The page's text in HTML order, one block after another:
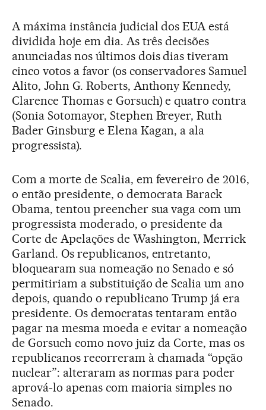
A máxima instância judicial dos EUA está
dividida hoje em dia. As três decisões
anunciadas nos últimos dois dias tiveram
cinco votos a favor (os conservadores Samuel
Alito, John G. Roberts, Anthony Kennedy,
Clarence Thomas e Gorsuch) e quatro contra
(Sonia Sotomayor, Stephen Breyer, Ruth
Bader Ginsburg e Elena Kagan, a ala
progressista).
Com a morte de Scalia, em fevereiro de 2016,
o então presidente, o democrata Barack
Obama, tentou preencher sua vaga com um
progressista moderado, o presidente da
Corte de Apelações de Washington, Merrick
Garland. Os republicanos, entretanto,
bloquearam sua nomeação no Senado e só
permitiriam a substituição de Scalia um ano
depois, quando o republicano Trump já era
presidente. Os democratas tentaram então
pagar na mesma moeda e evitar a nomeação
de Gorsuch como novo juiz da Corte, mas os
republicanos recorreram à chamada “opção
nuclear”: alteraram as normas para poder
aprová-lo apenas com maioria simples no
Senado.